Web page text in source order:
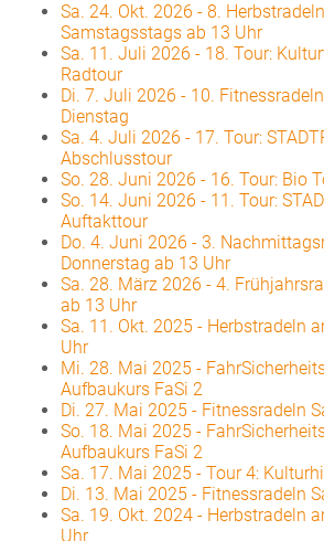
Sa. 24. Okt. 2026 - 8.
Samstagsstags ab 13 Uhr
Sa. 11. Juli 2026 - 18. Tour:
Radtour
Di. 7. Juli 2026 - 10.
Dienstag
Sa. 4. Juli 2026 - 17. Tour:
Abschlusstour
So. 28. Juni 2026 - 16. Tour: Bio
So. 14. Juni 2026 - 11. Tour:
Auftakttour
Do. 4. Juni 2026 - 3.
Donnerstag ab 13 Uhr
Sa. 28. März 2026 - 4.
ab 13 Uhr
Sa. 11. Okt. 2025 - Herbstradeln
Uhr
Mi. 28. Mai 2025 -
Aufbaukurs FaSi 2
Di. 27. Mai 2025 - Fitnessradeln
So. 18. Mai 2025 -
Aufbaukurs FaSi 2
Sa. 17. Mai 2025 - Tour 4:
Di. 13. Mai 2025 - Fitnessradeln
Sa. 19. Okt. 2024 - Herbstradeln
Uhr